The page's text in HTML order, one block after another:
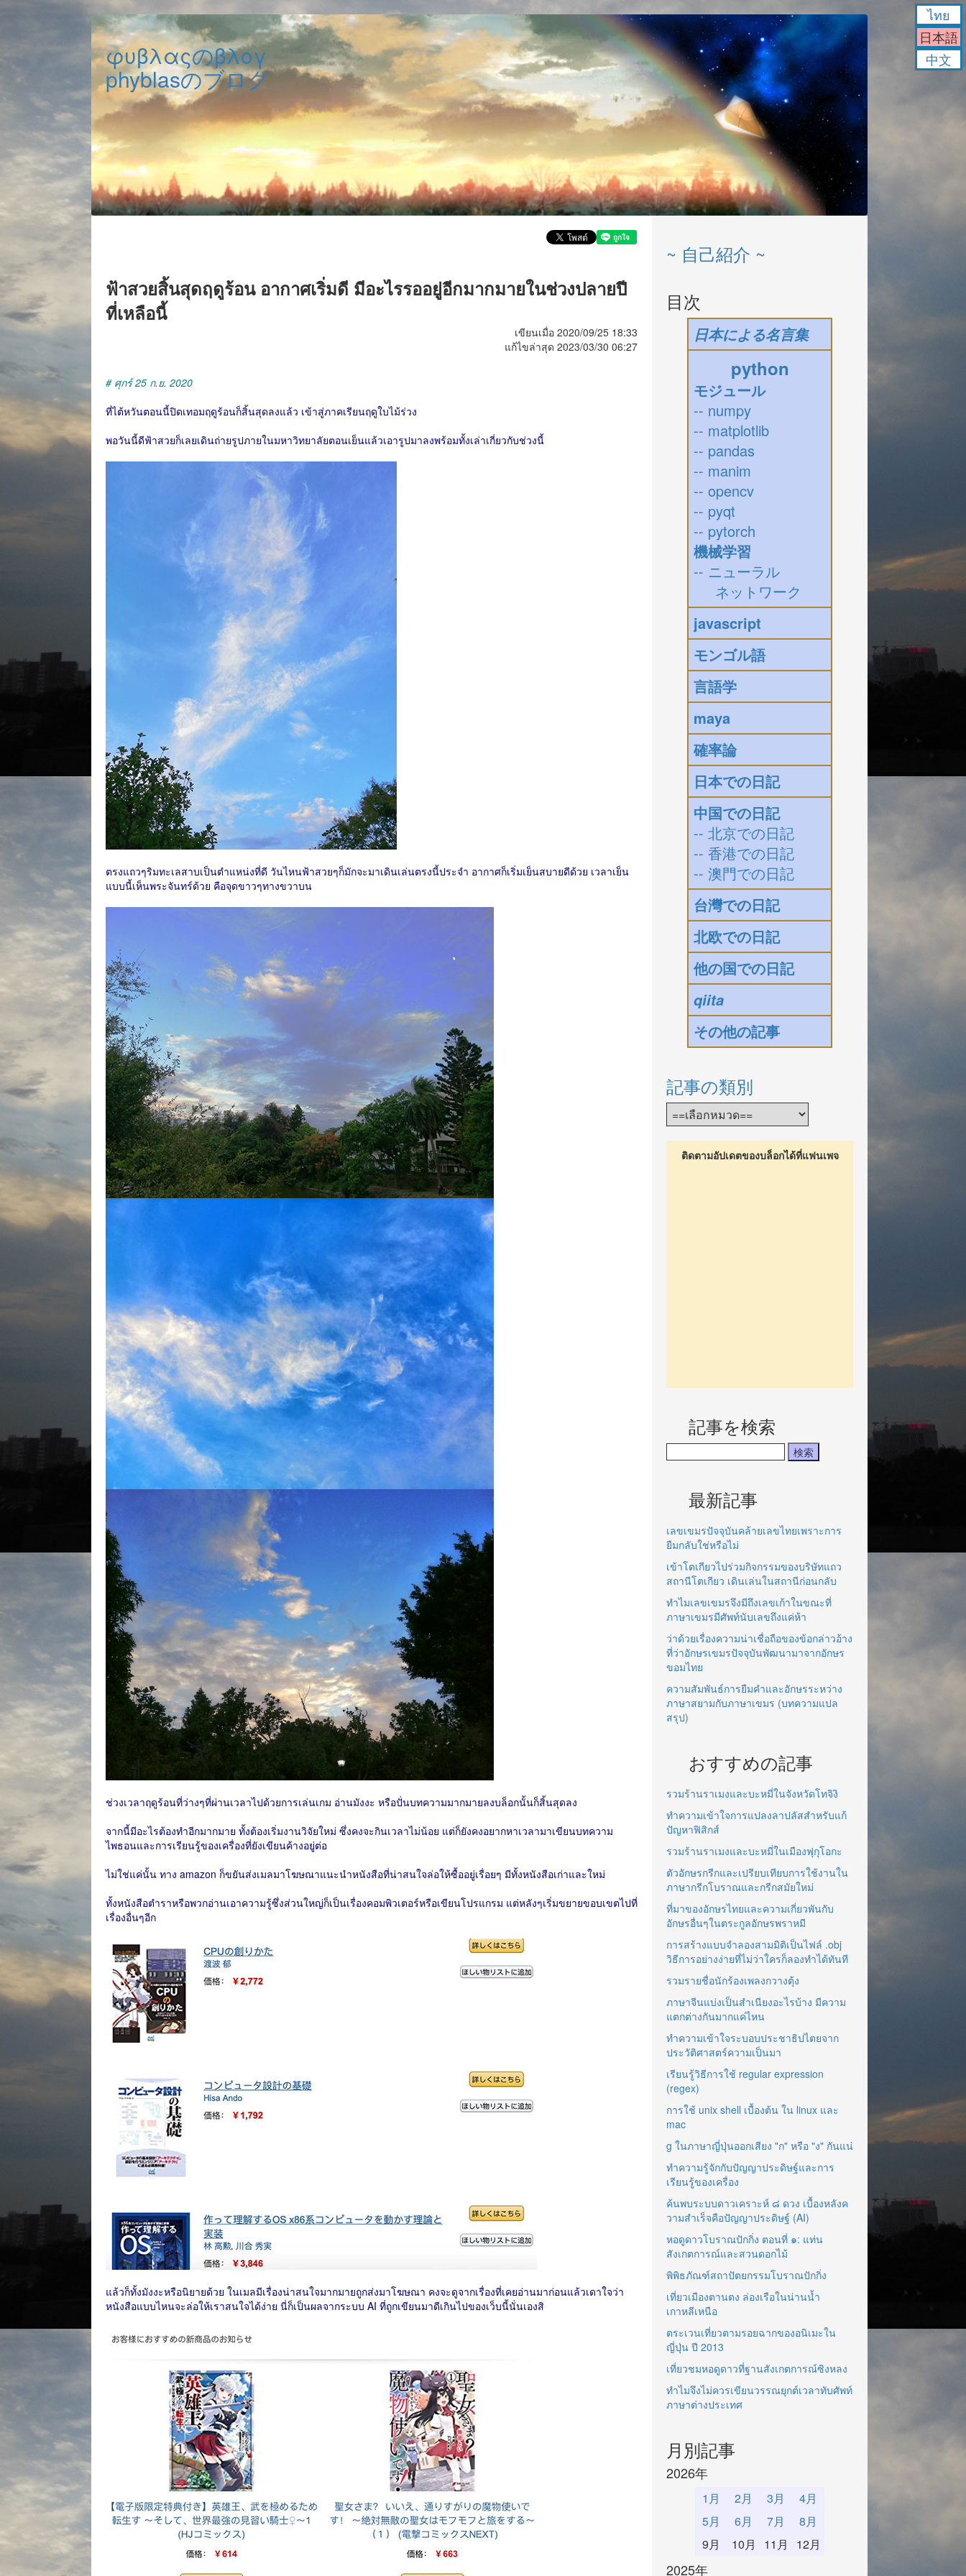
φυβλαςのβλογ
phyblasのブログ
ฟ้าสวยสิ้นสุดฤดูร้อน อากาศเริ่มดี มีอะไรรออยู่อีกมากมายในช่วงปลายปี
ที่เหลือนี้
เขียนเมื่อ 2020/09/25 18:33
แก้ไขล่าสุด 2023/03/30 06:27
# ศุกร์ 25 ก.ย. 2020
ที่ไต้หวันตอนนี้ปิดเทอมฤดูร้อนก็สิ้นสุดลงแล้ว เข้าสู่ภาคเรียนฤดูใบไม้ร่วง
พอวันนี้ดีฟ้าสวยก็เลยเดินถ่ายรูปภายในมหาวิทยาลัยตอนเย็นแล้วเอารูปมาลงพร้อมทั้งเล่าเกี่ยวกับช่วงนี้
ตรงแถวๆริมทะเลสาบเป็นตำแหน่งที่ดี วันไหนฟ้าสวยๆก็มักจะมาเดินเล่นตรงนี้ประจำ อากาศก็เริ่มเย็นสบายดีด้วย เวลาเย็น
แบบนี้เห็นพระจันทร์ด้วย คือจุดขาวๆทางขวาบน
ช่วงเวลาฤดูร้อนที่ว่างๆที่ผ่านเวลาไปด้วยการเล่นเกม อ่านมังงะ หรือปั่นบทความมากมายลงบล็อกนั้นก็สิ้นสุดลง
จากนี้มีอะไรต้องทำอีกมากมาย ทั้งต้องเริ่มงานวิจัยใหม่ ซึ่งคงจะกินเวลาไม่น้อย แต่ก็ยังคงอยากหาเวลามาเขียนบทความ
ไพธอนและการเรียนรู้ของเครื่องที่ยังเขียนค้างอยู่ต่อ
ไม่ใช่แค่นั้น ทาง amazon ก็ขยันส่งเมลมาโฆษณาแนะนำหนังสือที่น่าสนใจล่อให้ซื้ออยู่เรื่อยๆ มีทั้งหนังสือเก่าและใหม่
ทั้งหนังสือตำราหรือพวกอ่านเอาความรู้ซึ่งส่วนใหญ่ก็เป็นเรื่องคอมพิวเตอร์หรือเขียนโปรแกรม แต่หลังๆเริ่มขยายขอบเขตไปที่
เรื่องอื่นๆอีก
แล้วก็ทั้งมังงะหรือนิยายด้วย ในเมลมีเรื่องน่าสนใจมากมายถูกส่งมาโฆษณา คงจะดูจากเรื่องที่เคยอ่านมาก่อนแล้วเดาใจว่า
หนังสือแบบไหนจะล่อให้เราสนใจได้ง่าย นี่ก็เป็นผลจากระบบ AI ที่ถูกเขียนมาดีเกินไปของเว็บนี้นั่นเองสิ
~ 自己紹介 ~
目次
日本による名言集
python
モジュール
-- numpy
-- matplotlib
-- pandas
-- manim
-- opencv
-- pyqt
-- pytorch
機械学習
-- ニューラル
ネットワーク
javascript
モンゴル語
言語学
maya
確率論
日本での日記
中国での日記
-- 北京での日記
-- 香港での日記
-- 澳門での日記
台灣での日記
北欧での日記
他の国での日記
qiita
その他の記事
記事の類別
ติดตามอัปเดตของบล็อกได้ที่แฟนเพจ
記事を検索
最新記事
เลขเขมรปัจจุบันคล้ายเลขไทยเพราะการ
ยืมกลับใช่หรือไม่
เข้าโตเกียวไปร่วมกิจกรรมของบริษัทแถว
สถานีโตเกียว เดินเล่นในสถานีก่อนกลับ
ทำไมเลขเขมรจึงมีถึงเลขเก้าในขณะที่
ภาษาเขมรมีศัพท์นับเลขถึงแค่ห้า
ว่าด้วยเรื่องความน่าเชื่อถือของข้อกล่าวอ้าง
ที่ว่าอักษรเขมรปัจจุบันพัฒนามาจากอักษร
ขอมไทย
ความสัมพันธ์การยืมคำและอักษรระหว่าง
ภาษาสยามกับภาษาเขมร (บทความแปล
สรุป)
おすすめの記事
รวมร้านราเมงและบะหมี่ในจังหวัดโทจิงิ
ทำความเข้าใจการแปลงลาปลัสสำหรับแก้
ปัญหาฟิสิกส์
รวมร้านราเมงและบะหมี่ในเมืองฟุกุโอกะ
ตัวอักษรกรีกและเปรียบเทียบการใช้งานใน
ภาษากรีกโบราณและกรีกสมัยใหม่
ที่มาของอักษรไทยและความเกี่ยวพันกับ
อักษรอื่นๆในตระกูลอักษรพราหมี
การสร้างแบบจำลองสามมิติเป็นไฟล์ .obj
วิธีการอย่างง่ายที่ไม่ว่าใครก็ลองทำได้ทันที
รวมรายชื่อนักร้องเพลงกวางตุ้ง
ภาษาจีนแบ่งเป็นสำเนียงอะไรบ้าง มีความ
แตกต่างกันมากแค่ไหน
ทำความเข้าใจระบอบประชาธิปไตยจาก
ประวัติศาสตร์ความเป็นมา
เรียนรู้วิธีการใช้ regular expression
(regex)
การใช้ unix shell เบื้องต้น ใน linux และ
mac
g ในภาษาญี่ปุ่นออกเสียง "ก" หรือ "ง" กันแน่
ทำความรู้จักกับปัญญาประดิษฐ์และการ
เรียนรู้ของเครื่อง
ค้นพบระบบดาวเคราะห์ ๘ ดวง เบื้องหลังค
วามสำเร็จคือปัญญาประดิษฐ์ (AI)
หอดูดาวโบราณปักกิ่ง ตอนที่ ๑: แท่น
สังเกตการณ์และสวนดอกไม้
พิพิธภัณฑ์สถาปัตยกรรมโบราณปักกิ่ง
เที่ยวเมืองตานตง ล่องเรือในน่านน้ำ
เกาหลีเหนือ
ตระเวนเที่ยวตามรอยฉากของอนิเมะใน
ญี่ปุ่น ปี 2013
เที่ยวชมหอดูดาวที่ฐานสังเกตการณ์ซิงหลง
ทำไมจึงไม่ควรเขียนวรรณยุกต์เวลาทับศัพท์
ภาษาต่างประเทศ
月別記事
2026年
1月 2月 3月
4月
5月
6月 7月
8月
9月
10月 11月 12月
2025年
ไทย
日本語
中文